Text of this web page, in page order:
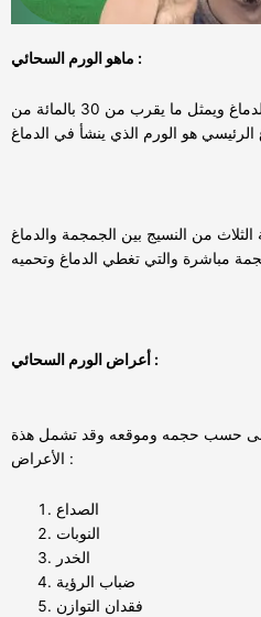
ماهو الورم السحائي :
هو النوع الأكثر شيوعًا من أورام الدماغ ويمثل ما يقرب من 30 بالمائة من
من النسيج بين الجمجمة والدماغ
أعراض الورم السحائي :
حسب حجمه وموقعه وقد تشمل هذة
الأعراض :
الصداع
النوبات
الخدر
ضباب الرؤية
فقدان التوازن